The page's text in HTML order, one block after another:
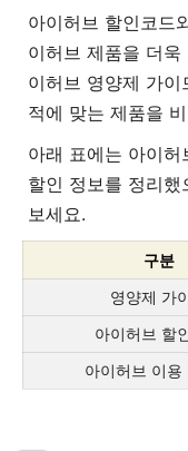
아이허브 할인코드
이허브 제품을 더
이허브 영양제 가
적에 맞는 제품을
아래 표에는 아이
할인 정보를 정리
보세요.
구분
영양제 가
아이허브 할
아이허브 이용